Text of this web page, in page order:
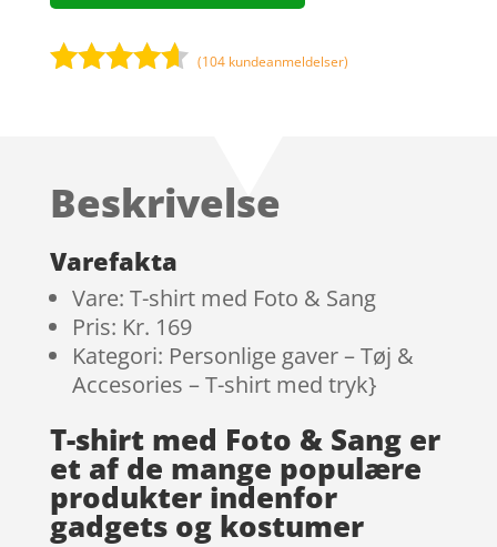
på
mmelser
(104 kundeanmeldelser)
Beskrivelse
Varefakta
Vare: T-shirt med Foto & Sang
Pris: Kr. 169
Kategori: Personlige gaver – Tøj &
Accesories – T-shirt med tryk}
T-shirt med Foto & Sang er
et af de mange populære
produkter indenfor
gadgets og kostumer